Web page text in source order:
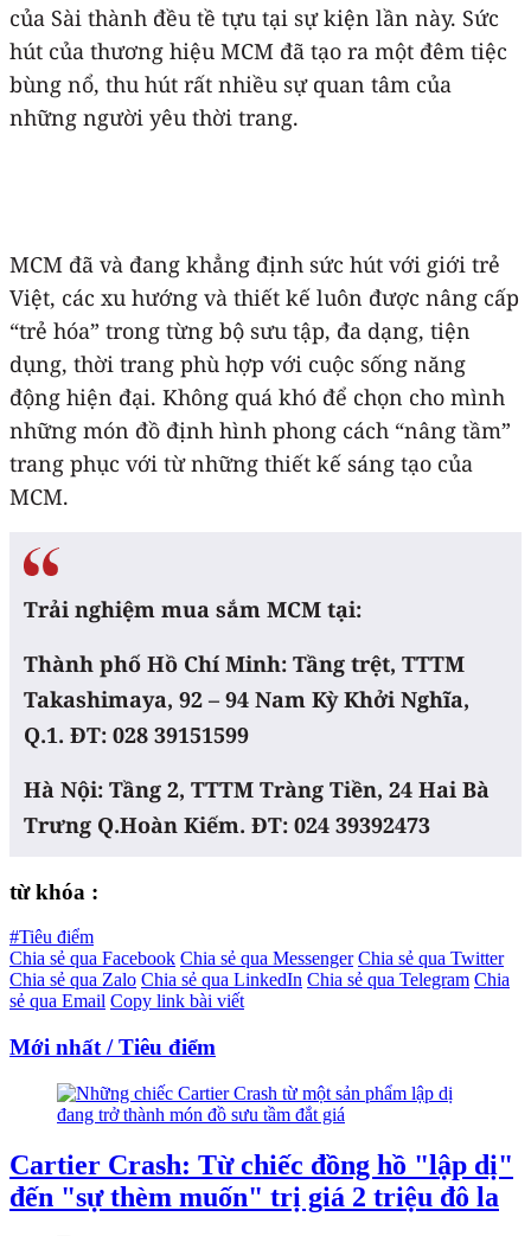
của Sài thành đều tề tựu tại sự kiện lần này. Sức
hút của thương hiệu MCM đã tạo ra một đêm tiệc
bùng nổ, thu hút rất nhiều sự quan tâm của
những người yêu thời trang.
MCM đã và đang khẳng định sức hút với giới trẻ
Việt, các xu hướng và thiết kế luôn được nâng cấp
“trẻ hóa” trong từng bộ sưu tập, đa dạng, tiện
dụng, thời trang phù hợp với cuộc sống năng
động hiện đại. Không quá khó để chọn cho mình
những món đồ định hình phong cách “nâng tầm”
trang phục với từ những thiết kế sáng tạo của
MCM.
Trải nghiệm mua sắm MCM tại:
Thành phố Hồ Chí Minh: Tầng trệt, TTTM
Takashimaya, 92 – 94 Nam Kỳ Khởi Nghĩa,
Q.1. ĐT: 028 39151599
Hà Nội: Tầng 2, TTTM Tràng Tiền, 24 Hai Bà
Trưng Q.Hoàn Kiếm. ĐT: 024 39392473
từ khóa :
#Tiêu điểm
Chia sẻ qua Facebook Chia sẻ qua Messenger Chia sẻ qua Twitter
Chia sẻ qua Zalo Chia sẻ qua LinkedIn Chia sẻ qua Telegram Chia
sẻ qua Email Copy link bài viết
Mới nhất / Tiêu điểm
Cartier Crash: Từ chiếc đồng hồ "lập dị"
đến "sự thèm muốn" trị giá 2 triệu đô la